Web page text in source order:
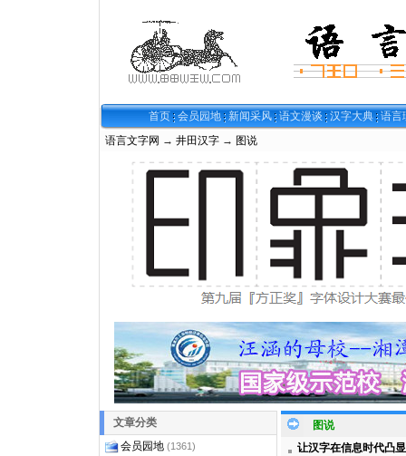
首页 会员园地 新闻采风 语文漫谈 汉字大典 语言
语言文字网 → 井田汉字 → 图说
文章分类
会员园地 (1361)
图说
让汉字在信息时代凸